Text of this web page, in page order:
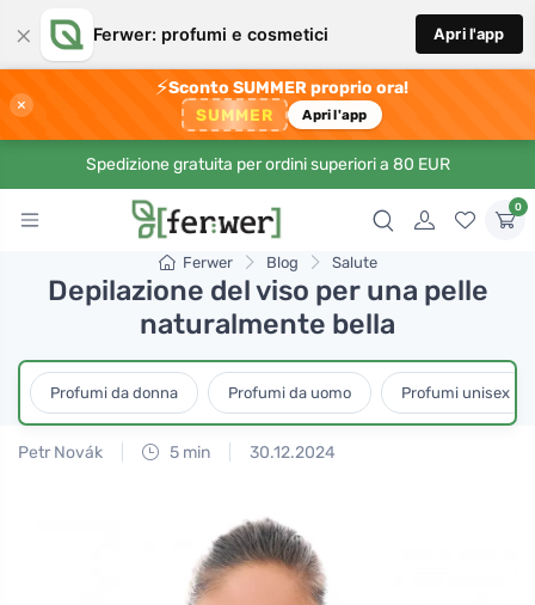
× Ferwer: profumi e cosmetici Apri l'app
×
⚡Sconto SUMMER proprio ora!
SUMMER Apri l'app
Spedizione gratuita per ordini superiori a 80 EUR
0
Ferwer Blog Salute
Depilazione del viso per una pelle
naturalmente bella
Profumi da donna Profumi da uomo Profumi unisex
Petr Novák 5 min 30.12.2024